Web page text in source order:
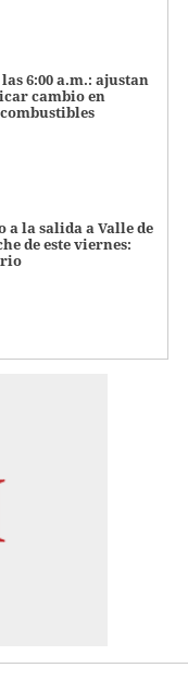
6:00 a.m.: ajustan
cambio en
a la salida a Valle de
de este viernes: